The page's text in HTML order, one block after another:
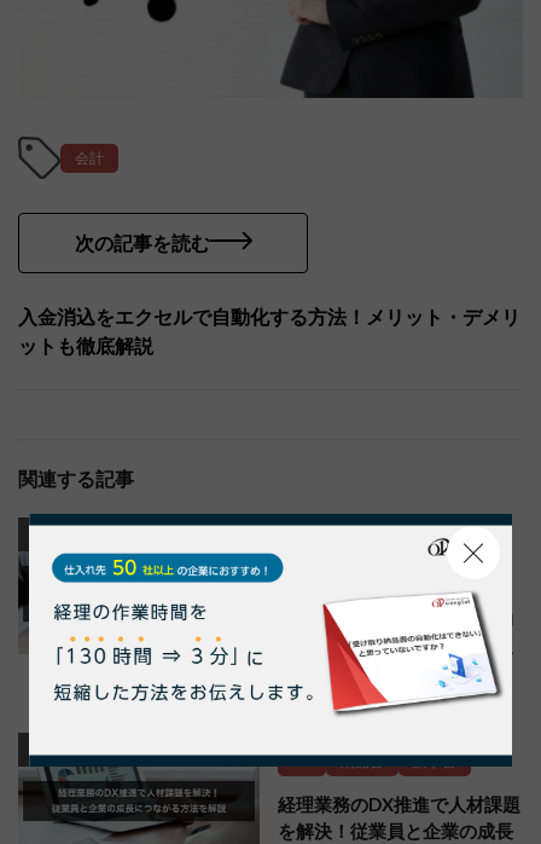
会計
次の記事を読む
入金消込をエクセルで自動化する方法！メリット・デメリ
ットも徹底解説
関連する記事
納品書
納品書・請求書管理とは？効
率化の方法や電子化の注意点
も解説
DX 納品書 請求書
経理業務のDX推進で人材課題
を解決！従業員と企業の成長